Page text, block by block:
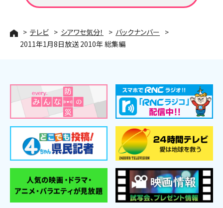
テレビ シアワセ気分！
バックナンバー
2011年1月8日放送 2010年 総集編